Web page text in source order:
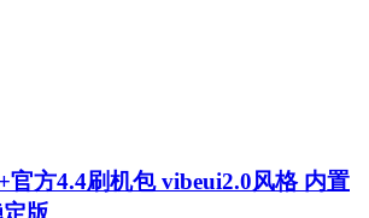
官方4.4刷机包 vibeui2.0风格 内置
版